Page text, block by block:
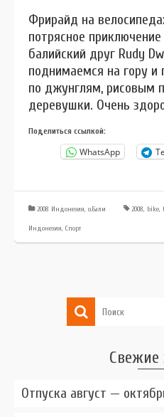
Фрирайд на
потрясное
балийский друг Rudy
поднимаемся на гору и
по джунглям, рисовым
деревушки. Очень
Поделиться ссылкой:
WhatsApp
2008 Индонезия, о.Бали 2008, bike,
Индонезия, Спорт
Свежие
Отпуска август —